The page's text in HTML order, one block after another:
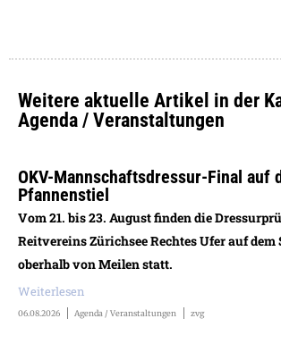
Weitere aktuelle Artikel in der
Agenda / Veranstaltungen
OKV-Mannschaftsdressur-Final auf
Pfannenstiel
Vom 21. bis 23. August finden die
Reitvereins Zürichsee Rechtes Ufer auf dem
oberhalb von Meilen statt.
Weiterlesen
06.08.2026 Agenda / Veranstaltungen zvg